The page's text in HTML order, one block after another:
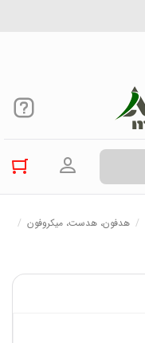
ورود به
/ هدفون، هدست، میکروفون /